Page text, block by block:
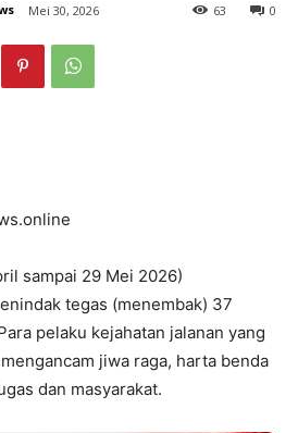
Mei 30, 2026 0
63
sampai 29 Mei 2026)
tegas (menembak) 37
pelaku kejahatan jalanan yang
jiwa raga, harta benda
dan masyarakat.